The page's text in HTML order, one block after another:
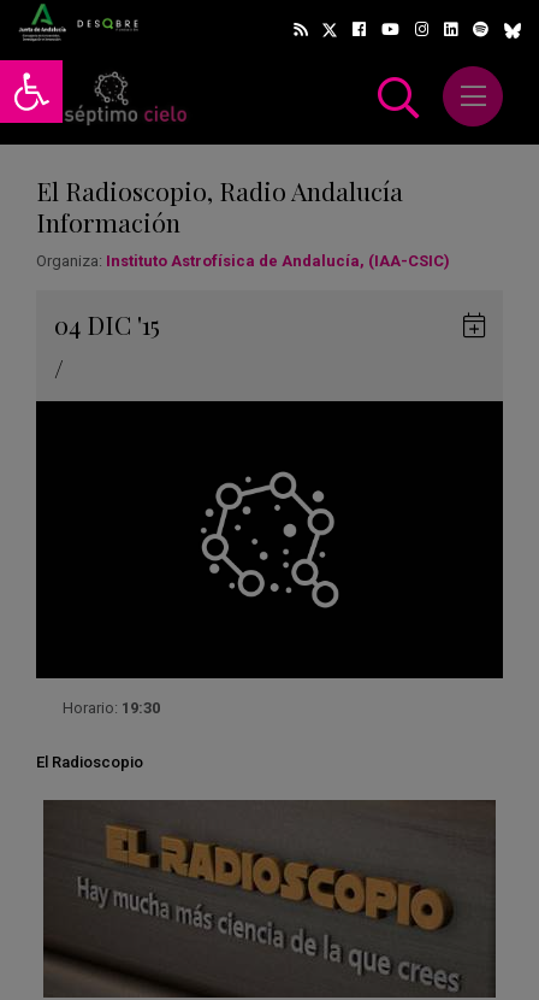
Abrir barra de herramientas
Abrir
El Radioscopio, Radio Andalucía
Información
Organiza: Instituto Astrofísica de Andalucía, (IAA-CSIC)
04 DIC '15
/
Horario: 19:30
El Radioscopio